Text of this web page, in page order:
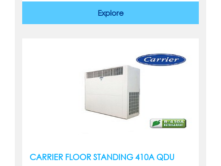
Explore
CARRIER FLOOR STANDING 410A QDU